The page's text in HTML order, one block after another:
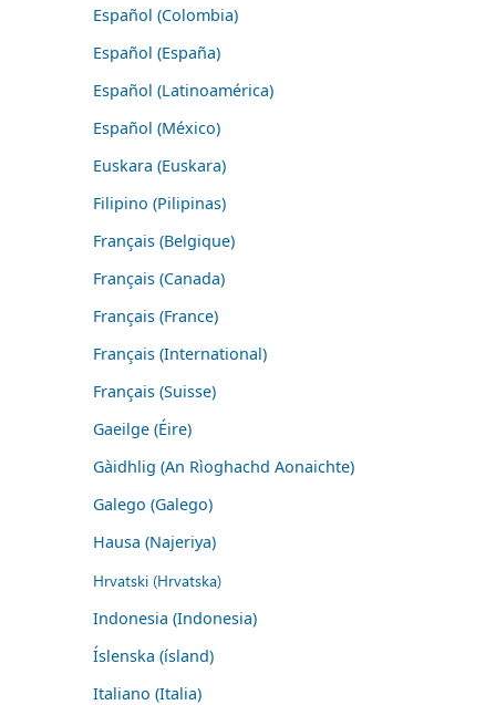
Español (Colombia)
Español (España)
Español (Latinoamérica)
Español (México)
Euskara (Euskara)
Filipino (Pilipinas)
Français (Belgique)
Français (Canada)
Français (France)
Français (International)
Français (Suisse)
Gaeilge (Éire)
Gàidhlig (An Rìoghachd Aonaichte)
Galego (Galego)
Hausa (Najeriya)
Hrvatski (Hrvatska)
Indonesia (Indonesia)
Íslenska (ísland)
Italiano (Italia)